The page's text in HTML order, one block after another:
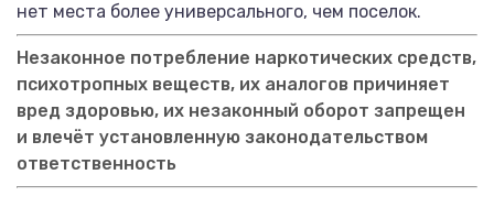
нет места более универсального, чем поселок.
Незаконное потребление наркотических средств,
психотропных веществ, их аналогов причиняет
вред здоровью, их незаконный оборот запрещен
и влечёт установленную законодательством
ответственность